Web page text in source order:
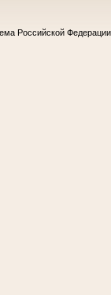
Российской